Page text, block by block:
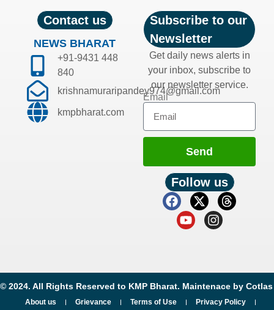
Contact us
NEWS BHARAT
+91-9431 448
840
krishnamuraripandey974@gmail.com
kmpbharat.com
Subscribe to our
Newsletter
Get daily news alerts in
your inbox, subscribe to
our newsletter service.
Email
Send
Follow us
© 2024. All Rights Reserved to KMP Bharat. Maintenace by Cotlas
About us Grievance Terms of Use Privacy Policy